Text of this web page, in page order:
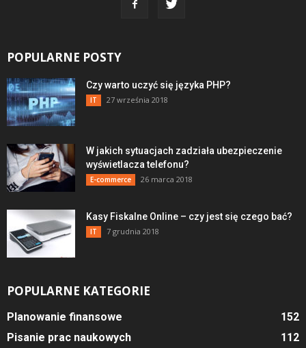
POPULARNE POSTY
Czy warto uczyć się języka PHP?
IT 27 września 2018
W jakich sytuacjach zadziała ubezpieczenie
wyświetlacza telefonu?
E-commerce 26 marca 2018
Kasy Fiskalne Online – czy jest się czego bać?
IT 7 grudnia 2018
POPULARNE KATEGORIE
Planowanie finansowe
152
Pisanie prac naukowych
112